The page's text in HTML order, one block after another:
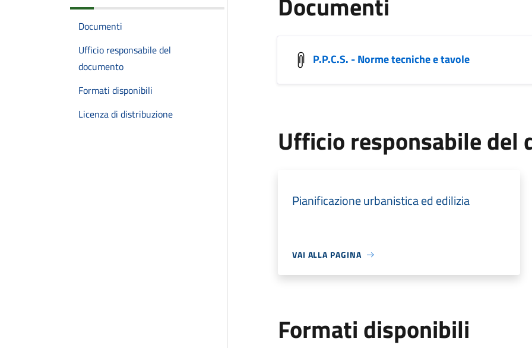
Documenti
Ufficio responsabile del
documento
Formati disponibili
Licenza di distribuzione
P.P.C.S. - Norme tecniche e tavole
Ufficio responsabile del
Pianificazione urbanistica ed edilizia
VAI ALLA PAGINA
Formati disponibili